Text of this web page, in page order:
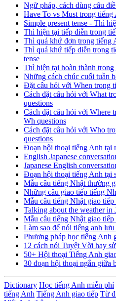
Ngữ pháp, cách dùng câu
Have To vs Must trong tiếng
Simple present tense - Thì
Thì hiện tại tiếp diễn trong
Thì quá khứ đơn trong tiếng
Thì quá khứ tiếp diễn trong
tense
Thì hiện tại hoàn thành
Những cách chúc cuối tuần
Đặt câu hỏi với When trong
Cách đặt câu hỏi với What
questions
Cách đặt câu hỏi với Where
Wh questions
Cách đặt câu hỏi với Who
questions
Đoạn hội thoại tiếng Anh tại
English Japanese
Japanese English
Đoạn hội thoại tiếng Anh tại
Mẫu câu tiếng Nhật thường
Những câu giao tiếp tiếng
Mẫu câu tiếng Nhật giao
Talking about the weather in
Mẫu câu tiếng Nhật giao tiếp
Làm sao để nói tiếng anh lưu
Phương pháp học tiếng Anh
12 cách nói Tuyệt Vời hay
50+ Hội thoại Tiếng Anh
30 đoạn hội thoại ngắn giữa
Dictionary Học tiếng Anh miễn phí
tiếng Anh Tiếng Anh giao tiếp Từ